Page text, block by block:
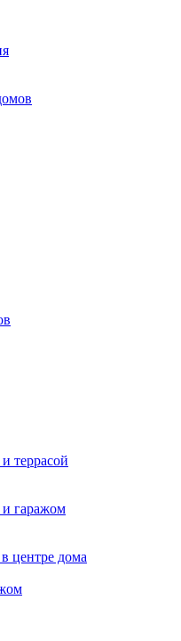
террасой
гаражом
центре дома